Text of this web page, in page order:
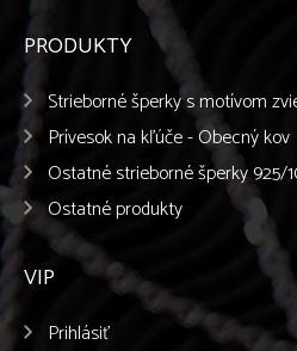
PRODUKTY
Strieborné šperky s motívom
Prívesok na kľúče - Obecný kov
Ostatné strieborné šperky 925/
Ostatné produkty
VIP
Prihlásiť